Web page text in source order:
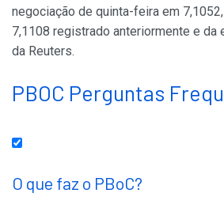
negociação de quinta-feira em
7,1108 registrado anteriormente e da
da Reuters.
PBOC Perguntas
O que faz o PBoC?